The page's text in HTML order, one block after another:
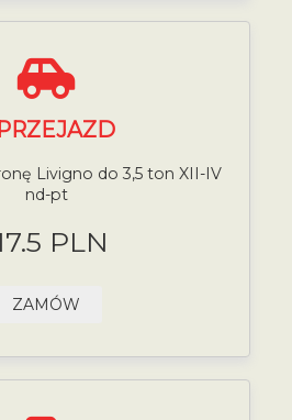
PRZEJAZD
Livigno do 3,5 ton XII-IV
nd-pt
PLN
ZAMÓW